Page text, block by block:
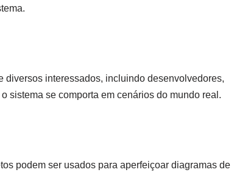
diversos interessados, incluindo desenvolvedores,
sistema se comporta em cenários do mundo real.
podem ser usados para aperfeiçoar diagramas de